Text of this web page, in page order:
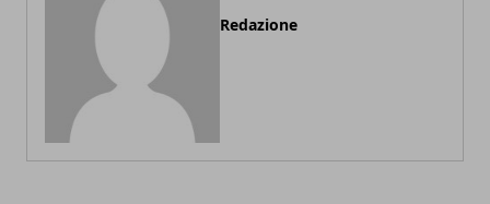
Redazione